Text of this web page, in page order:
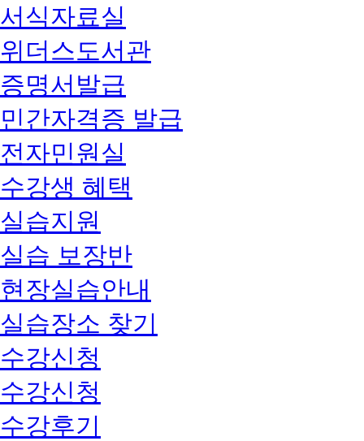
서식자료실
위더스도서관
증명서발급
민간자격증 발급
전자민원실
수강생 혜택
실습지원
실습 보장반
현장실습안내
실습장소 찾기
수강신청
수강신청
수강후기